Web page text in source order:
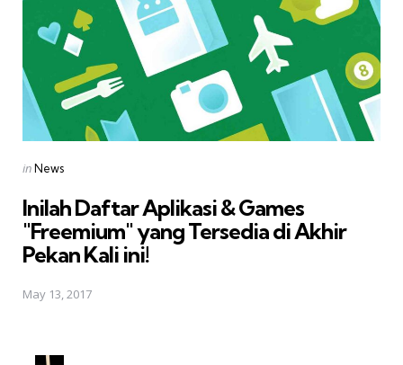
Posted
inNews
Inilah Daftar Aplikasi & Games
"Freemium" yang Tersedia di Akhir
Pekan Kali ini!
May 13, 2017